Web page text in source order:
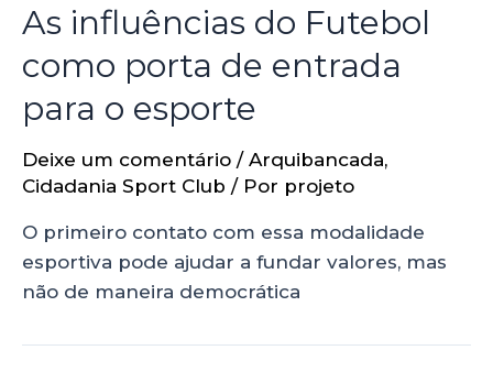
As influências do Futebol
como porta de entrada
para o esporte
Deixe um comentário / Arquibancada,
Cidadania Sport Club / Por projeto
O primeiro contato com essa modalidade
esportiva pode ajudar a fundar valores, mas
não de maneira democrática